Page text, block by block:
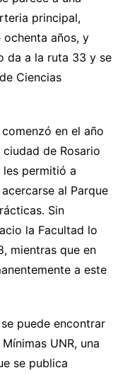
principal,
años, y
da a la ruta 33 y se
Ciencias
en el año
de Rosario
les permitió a
al Parque
Sin
la Facultad lo
mientras que en
a este
puede encontrar
UNR, una
se publica